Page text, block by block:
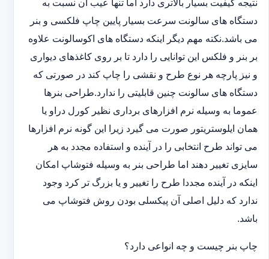
نتیجه کیفیت بسیار بالاتری دارد اما تنها عیب آن نسبت به
دستگاه های سالونت سرعت بسیار پایین چاپ فلکسی و بنر
می باشد.نکته مهم دیگر اینکه دستگاه های اکوسالونت علاوه
بر بنر و فلکس این توانایی را دارد تا بر روی کاغذهای دیواری
و نیز پارچه هر نوع طرح و نقشی را چاپ کند در صورتی که
دستگاه های سالونت چنین قابلیتی را ندارد.طراحی بنرها
عموما به وسیله نرم افزارهای برداری نظیر کورل دراو یا
همان ایلوستریتور صورت می گیرد زیرا این گونه نرم افزارها
می تواند طرح انتخابی را در آینده و استفاده مجدد به هر
سایزی تغییر دهند اما طراحی بنر به وسیله فتوشاپ امکان
اینکه در آینده مجددا طرح را تغییر و یا بزرگ تر کرد وجود
ندارد که دلیل اصلی آن پیکسلی بودن روش فتوشاپ می
باشد.
چاپ بنر چیست و چه انواعی دارد؟